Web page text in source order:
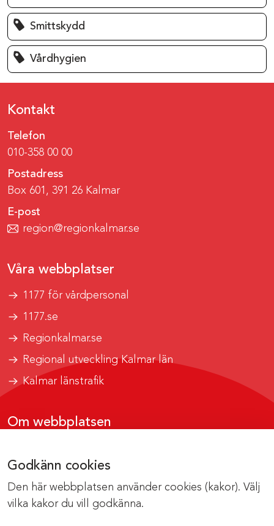
Godkänn cookies
Den här webbplatsen använder cookies (kakor). Välj
vilka kakor du vill godkänna.
Smittskydd
Vårdhygien
Kontakt
Telefon
010-358 00 00
Postadress
Box 601, 391 26 Kalmar
E-post
region@regionkalmar.se
Våra webbplatser
1177 för vårdpersonal
1177.se
Regionkalmar.se
Regional utveckling Kalmar län
Kalmar länstrafik
Om webbplatsen
Om cookies
Kontakta webbredaktionen